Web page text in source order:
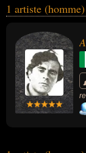
Ces personnalités
Ces célébrités
1 artiste